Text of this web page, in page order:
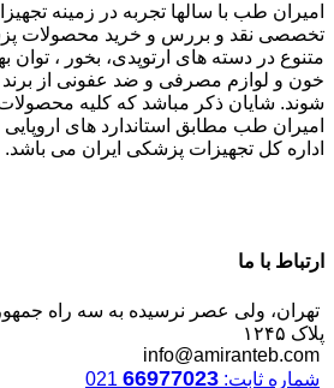
امیران طب با سالها تجربه در زمینه
تخصصی نقد و بررس و خرید محصولات
متنوع در دسته های ارتوپدی، بخور ،
خون و لوازم مصرفی و ضد عفونی از
شوند. شایان ذکر مباشد که کلیه
امیران طب مطابق استاندارد های اروپایی
اداره کل تجهیزات پزشکی ایران می باشد.
ارتباط با ما
تهران، ولی عصر نرسیده به سه راه
پلاک ۱۲۴۵
info@amiranteb.com
شماره ثابت: 66977023